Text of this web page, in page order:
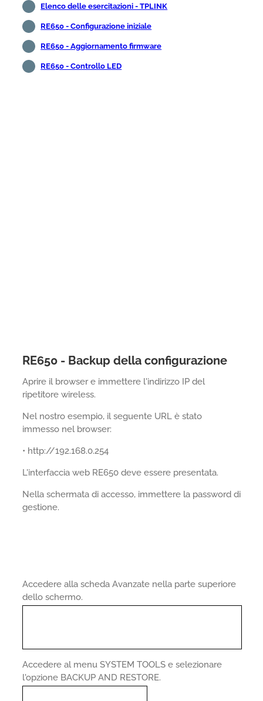
Elenco delle esercitazioni - TPLINK
RE650 - Configurazione iniziale
RE650 - Aggiornamento firmware
RE650 - Controllo LED
RE650 - Backup della configurazione
Aprire il browser e immettere l'indirizzo IP del
ripetitore wireless.
Nel nostro esempio, il seguente URL è stato
immesso nel browser:
• http://192.168.0.254
L'interfaccia web RE650 deve essere presentata.
Nella schermata di accesso, immettere la password di
gestione.
Accedere alla scheda Avanzate nella parte superiore
dello schermo.
Accedere al menu SYSTEM TOOLS e selezionare
l'opzione BACKUP AND RESTORE.